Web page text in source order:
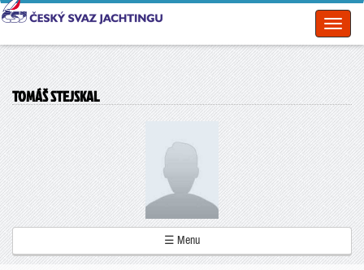
TOMÁŠ STEJSKAL
☰ Menu